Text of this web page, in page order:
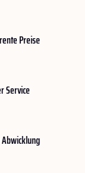
Preise
Service